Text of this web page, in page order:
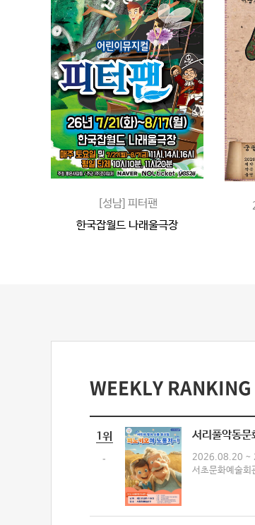
[성남] 피터팬
한국잡월드 나래울극장
WEEKLY RANKING
1위
-
서리풀악동문
2026.08.20 ~
서초문화예술회